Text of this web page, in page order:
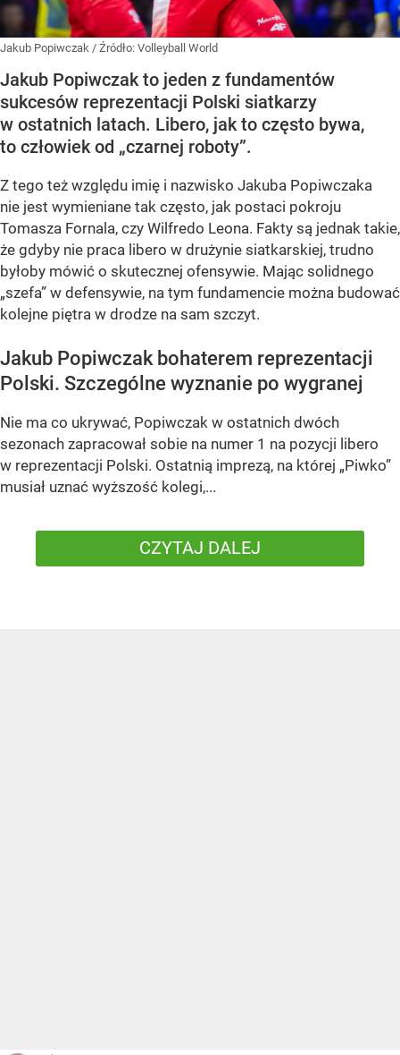
Jakub Popiwczak / Źródło: Volleyball World
Jakub Popiwczak to jeden z fundamentów
sukcesów reprezentacji Polski siatkarzy
w ostatnich latach. Libero, jak to często bywa,
to człowiek od „czarnej roboty”.
Z tego też względu imię i nazwisko Jakuba Popiwczaka
nie jest wymieniane tak często, jak postaci pokroju
Tomasza Fornala, czy Wilfredo Leona. Fakty są jednak takie,
że gdyby nie praca libero w drużynie siatkarskiej, trudno
byłoby mówić o skutecznej ofensywie. Mając solidnego
„szefa” w defensywie, na tym fundamencie można budować
kolejne piętra w drodze na sam szczyt.
Jakub Popiwczak bohaterem reprezentacji
Polski. Szczególne wyznanie po wygranej
Nie ma co ukrywać, Popiwczak w ostatnich dwóch
sezonach zapracował sobie na numer 1 na pozycji libero
w reprezentacji Polski. Ostatnią imprezą, na której „Piwko”
musiał uznać wyższość kolegi,...
CZYTAJ DALEJ